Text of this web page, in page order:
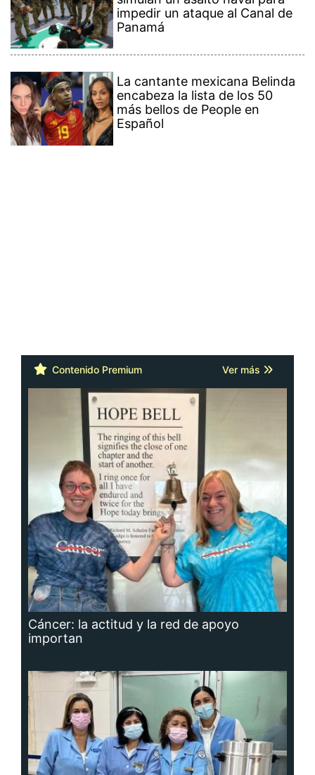
impedir un ataque al Canal de
Panamá
La cantante mexicana Belinda
encabeza la lista de los 50
más bellos de People en
Español
Contenido Premium Ver más
Cáncer: la actitud y la red de apoyo
importan